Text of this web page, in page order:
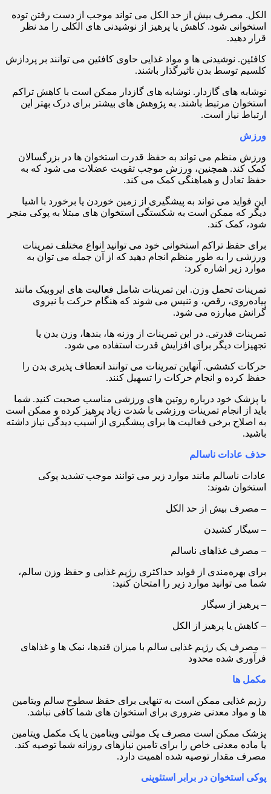
الکل. مصرف بیش از حد الکل می تواند موجب از دست رفتن توده
استخوانی شود. کاهش یا پرهیز از نوشیدنی های الکلی را مد نظر
قرار دهید.
کافئین. نوشیدنی ها و مواد غذایی حاوی کافئین می توانند بر پردازش
کلسیم توسط بدن تاثیرگذار باشند.
نوشابه های گازدار. نوشابه های گازدار ممکن است با کاهش تراکم
استخوان مرتبط باشند. به پژوهش های بیشتر برای درک بهتر این
ارتباط نیاز است.
ورزش
ورزش منظم می تواند به حفظ قدرت استخوان ها در بزرگسالان
کمک کند. همچنین، ورزش موجب تقویت عضلات می شود که به
حفظ تعادل و هماهنگی کمک می کند.
این فواید می تواند به پیشگیری از زمین خوردن یا برخورد با اشیا
دیگر که ممکن است به شکستگی استخوان های مبتلا به پوکی منجر
شود، کمک کند.
برای حفظ تراکم استخوانی خود می توانید انواع مختلف تمرینات
ورزشی را به طور منظم انجام دهید که از آن جمله می توان به
موارد زیر اشاره کرد:
تمرینات تحمل وزن. این تمرینات شامل فعالیت های ایروبیک مانند
پیاده‌روی، رقص، و تنیس می شوند که هنگام حرکت با نیروی
گرانش مبارزه می شود.
تمرینات قدرتی. در این تمرینات از وزنه ها، بندها، وزن بدن یا
تجهیزات دیگر برای افزایش قدرت استفاده می شود.
حرکات کششی. آنهاین تمرینات می توانند انعطاف پذیری بدن را
حفظ کرده و انجام حرکات را تسهیل کنند.
با پزشک خود درباره روتین های ورزشی مناسب صحبت کنید. شما
باید از انجام تمرینات ورزشی با شدت زیاد پرهیز کرده و ممکن است
به اصلاح برخی فعالیت ها برای پیشگیری از آسیب دیدگی نیاز داشته
باشید.
حذف عادات ناسالم
عادات ناسالم مانند موارد زیر می توانند موجب تشدید پوکی
استخوان شوند:
– مصرف بیش از حد الکل
– سیگار کشیدن
– مصرف غذاهای ناسالم
برای بهره‌مندی از فواید حداکثری رژیم غذایی و حفظ وزن سالم،
شما می توانید موارد زیر را امتحان کنید:
– پرهیز از سیگار
– کاهش یا پرهیز از الکل
– مصرف یک رژیم غذایی سالم با میزان قندها، نمک ها و غذاهای
فرآوری شده محدود
مکمل ها
رژیم غذایی ممکن است به تنهایی برای حفظ سطوح سالم ویتامین
ها و مواد معدنی ضروری برای استخوان های شما کافی نباشد.
پزشک ممکن است مصرف یک مولتی ویتامین یا یک مکمل ویتامین
یا ماده معدنی خاص را برای تامین نیازهای روزانه شما توصیه کند.
مصرف مقدار توصیه شده اهمیت دارد.
پوکی استخوان در برابر استئوپنی